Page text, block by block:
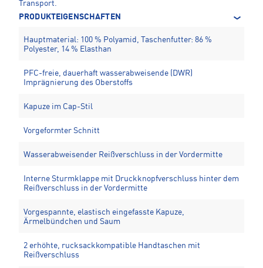
Transport.
PRODUKTEIGENSCHAFTEN
Hauptmaterial: 100 % Polyamid, Taschenfutter: 86 %
Polyester, 14 % Elasthan
PFC-freie, dauerhaft wasserabweisende (DWR)
Imprägnierung des Oberstoffs
Kapuze im Cap-Stil
Vorgeformter Schnitt
Wasserabweisender Reißverschluss in der Vordermitte
Interne Sturmklappe mit Druckknopfverschluss hinter dem
Reißverschluss in der Vordermitte
Vorgespannte, elastisch eingefasste Kapuze,
Ärmelbündchen und Saum
2 erhöhte, rucksackkompatible Handtaschen mit
Reißverschluss